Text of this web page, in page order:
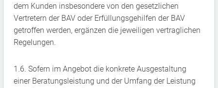
dem Kunden insbesondere von den gesetzlichen
Vertretern der BAV oder Erfüllungsgehilfen der BAV
getroffen werden, ergänzen die jeweiligen vertraglichen
Regelungen.
1.6. Sofern im Angebot die konkrete Ausgestaltung
einer Beratungsleistung und der Umfang der Leistung